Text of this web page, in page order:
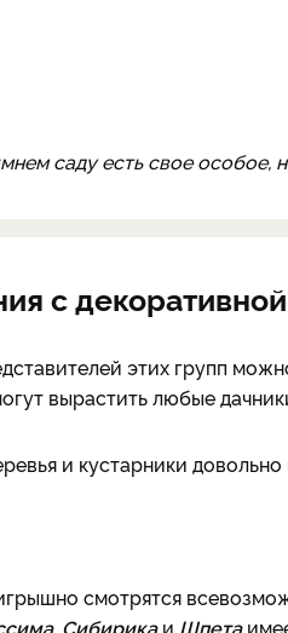
саду есть свое особое,
с
этих групп
вырастить любые
и кустарники
смотрятся
, Сибирикаи Шпета